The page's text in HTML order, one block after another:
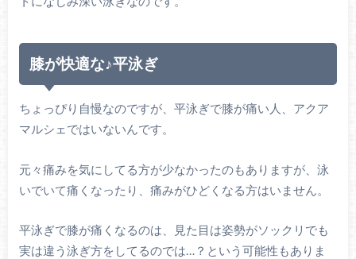
膝が快適な♪平泳ぎ
ちょっぴり自慢なのですが、平泳ぎで膝が痛い人、アクア
マルシェではいないんです。
元々痛みを気にしてる方が少なかったのもありますが、泳
いでいて痛くなったり、痛みがひどくなる方はいません。
平泳ぎで膝が痛くなるのは、見た目は姿勢がソックリでも
実は違う泳ぎ方をしてるのでは…？という可能性もありま